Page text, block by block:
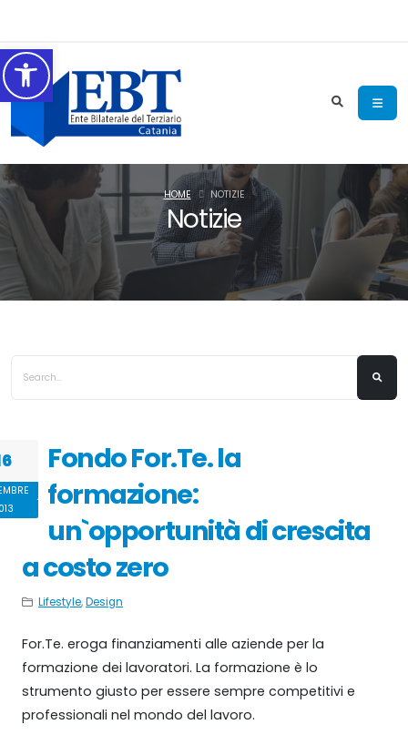
Notizie
HOME NOTIZIE
Fondo For.Te. la
formazione:
un`opportunità di crescita
a costo zero
Lifestyle,Design
For.Te. eroga finanziamenti alle aziende per la
formazione dei lavoratori. La formazione è lo
strumento giusto per essere sempre competitivi e
professionali nel mondo del lavoro.
Accessibilità